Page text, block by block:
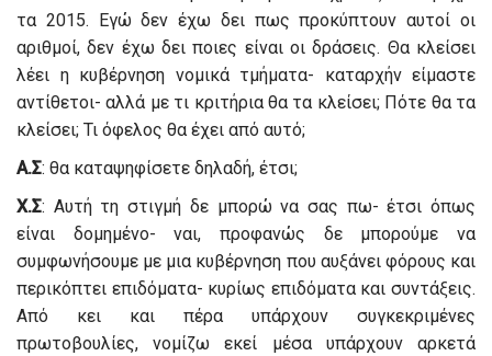
τα 2015. Εγώ δεν έχω δει πως προκύπτουν αυτοί οι
αριθμοί, δεν έχω δει ποιες είναι οι δράσεις. Θα κλείσει
λέει η κυβέρνηση νομικά τμήματα- καταρχήν είμαστε
αντίθετοι- αλλά με τι κριτήρια θα τα κλείσει; Πότε θα τα
κλείσει; Τι όφελος θα έχει από αυτό;
Α.Σ: θα καταψηφίσετε δηλαδή, έτσι;
Χ.Σ: Αυτή τη στιγμή δε μπορώ να σας πω- έτσι όπως
είναι δομημένο- ναι, προφανώς δε μπορούμε να
συμφωνήσουμε με μια κυβέρνηση που αυξάνει φόρους και
περικόπτει επιδόματα- κυρίως επιδόματα και συντάξεις.
Από κει και πέρα υπάρχουν συγκεκριμένες
πρωτοβουλίες, νομίζω εκεί μέσα υπάρχουν αρκετά